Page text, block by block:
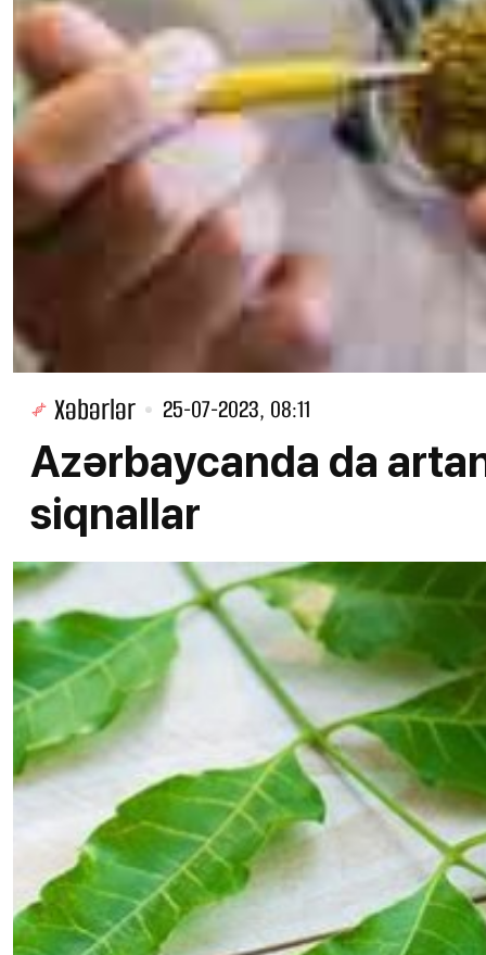
Xəbərlər 25-07-2023, 08:11
Azərbaycanda da
siqnallar